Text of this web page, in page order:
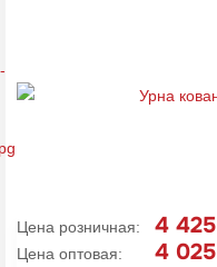
Цена розничная: 4 425
Цена оптовая:
4 025